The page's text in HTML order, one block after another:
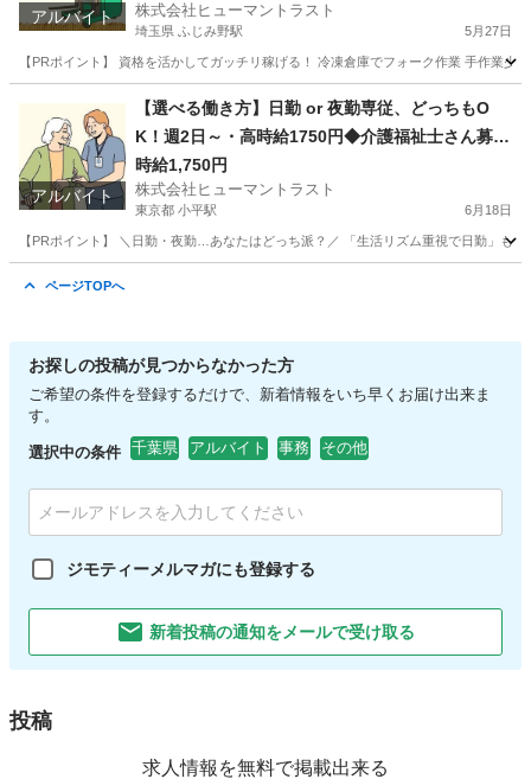
アルバイト 株式会社ヒューマントラスト
埼玉県 ふじみ野駅 5月27日
【PRポイント】 資格を活かしてガッチリ稼げる！ 冷凍倉庫でフォーク作業 手作業
ふじみ野駅 倉庫
アルバイト
【選べる働き方】日勤 or 夜勤専従、どっちもO
K！週2日～・高時給1750円◆介護福祉士さん募集
／小平駅4分(ES1W-3364)
時給1,750円
株式会社ヒューマントラスト
東京都 小平駅 6月18日
【PRポイント】 ＼日勤・夜勤…あなたはどっち派？／ 「生活リズム重視で日勤」
ページTOPへ
お探しの投稿が見つからなかった方
ご希望の条件を登録するだけで、新着情報をいち早くお届け出来ま
す。
選択中の条件 千葉県 アルバイト 事務 その他
ジモティーメルマガにも登録する
新着投稿の通知をメールで受け取る
投稿
求人情報を無料で掲載出来る